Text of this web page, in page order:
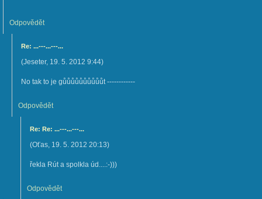
Odpovědět
Re: ...---...---...
(Jeseter, 19. 5. 2012 9:44)
No tak to je gůůůůůůůůůůt ------------
Odpovědět
Re: Re: ...---...---...
(Oťas, 19. 5. 2012 20:13)
řekla Rút a spolkla úd....:-)))
Odpovědět